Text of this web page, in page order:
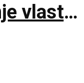
vlasti